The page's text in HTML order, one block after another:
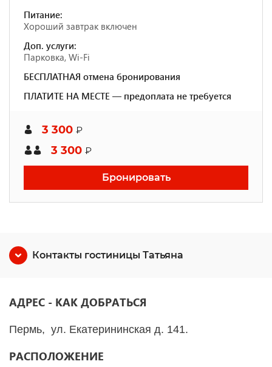
Питание:
Хороший завтрак включен
Доп. услуги:
Парковка, Wi-Fi
БЕСПЛАТНАЯ отмена бронирования
ПЛАТИТЕ НА МЕСТЕ — предоплата не требуется
3 300 ₽
3 300 ₽
Бронировать
Контакты гостиницы Татьяна
АДРЕС - КАК ДОБРАТЬСЯ
Пермь, ул. Екатерининская д. 141.
РАСПОЛОЖЕНИЕ